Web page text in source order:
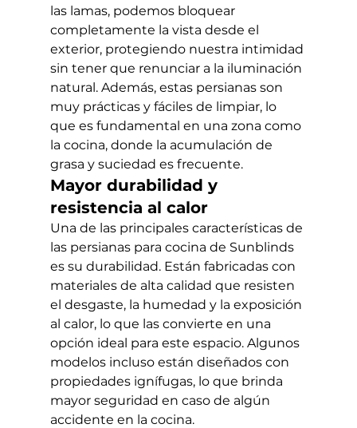
las lamas, podemos bloquear
completamente la vista desde el
exterior, protegiendo nuestra intimidad
sin tener que renunciar a la iluminación
natural. Además, estas persianas son
muy prácticas y fáciles de limpiar, lo
que es fundamental en una zona como
la cocina, donde la acumulación de
grasa y suciedad es frecuente.
Mayor durabilidad y
resistencia al calor
Una de las principales características de
las persianas para cocina de Sunblinds
es su durabilidad. Están fabricadas con
materiales de alta calidad que resisten
el desgaste, la humedad y la exposición
al calor, lo que las convierte en una
opción ideal para este espacio. Algunos
modelos incluso están diseñados con
propiedades ignífugas, lo que brinda
mayor seguridad en caso de algún
accidente en la cocina.